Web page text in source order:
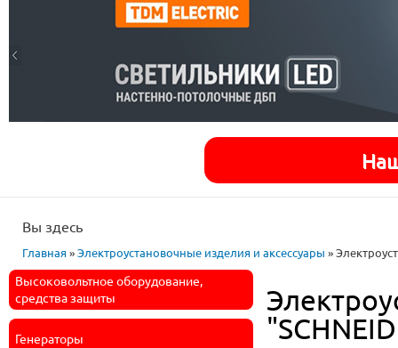
Вы здесь
Главная »Электроустановочные изделия и аксессуары »
Высоковольтное оборудование,
средства защиты
Генераторы